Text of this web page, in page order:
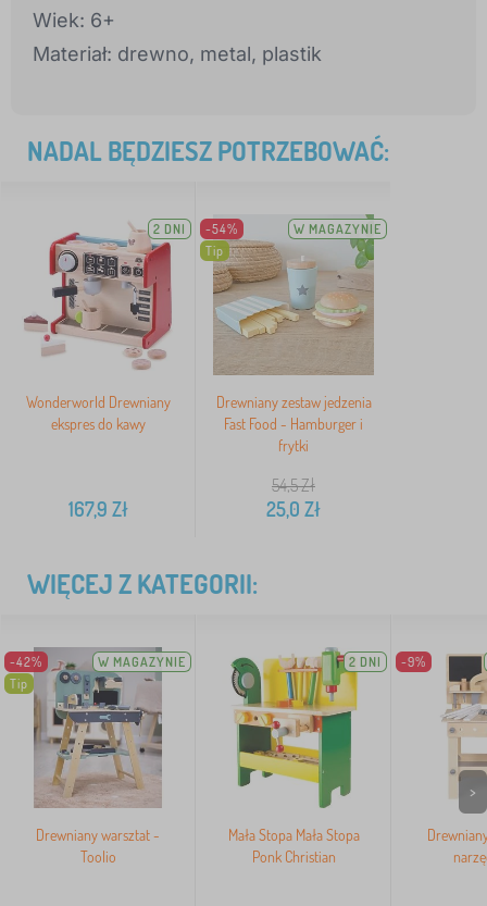
Wiek: 6+
Materiał: drewno, metal, plastik
NADAL BĘDZIESZ POTRZEBOWAĆ:
2 DNI
Wonderworld Drewniany
ekspres do kawy
167,9 Zł
-54%
Tip
W MAGAZYNIE
Drewniany zestaw jedzenia
Fast Food - Hamburger i
frytki
54,5Zł
25,0 Zł
WIĘCEJ Z KATEGORII:
-42%
Tip
W MAGAZYNIE
Drewniany warsztat -
Toolio
2 DNI
Mała Stopa Mała Stopa
Ponk Christian
-9%
>